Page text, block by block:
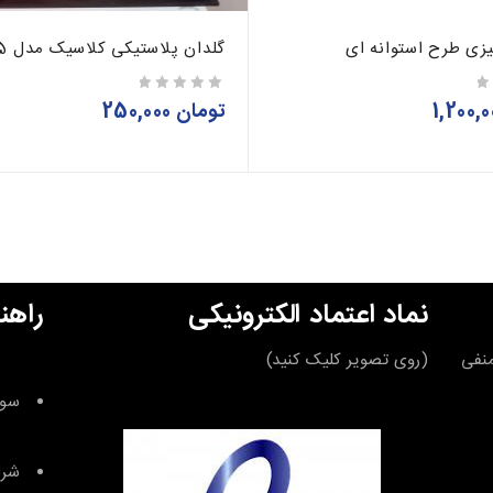
طرح استوانه ای گلدان پلاستیکی کلاسیک مدل 3025
تومان
منفی
نماد اعتماد الکترونیکی
(روی تصویر کلیک کنید)